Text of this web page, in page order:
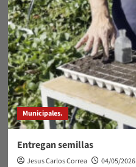
Municipales.
Entregan semillas
Jesus Carlos Correa 04/05/2026